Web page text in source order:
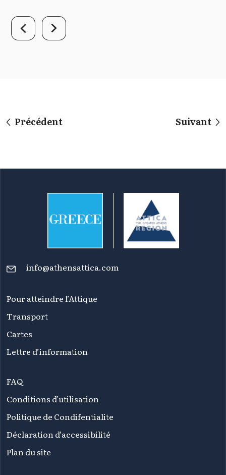
Précédent Suivant
info@athensattica.com
Pour atteindre l’Attique
Transport
Cartes
Lettre d’information
FAQ
Conditions d’utilisation
Politique de Condifentialite
Déclaration d’accessibilité
Plan du site